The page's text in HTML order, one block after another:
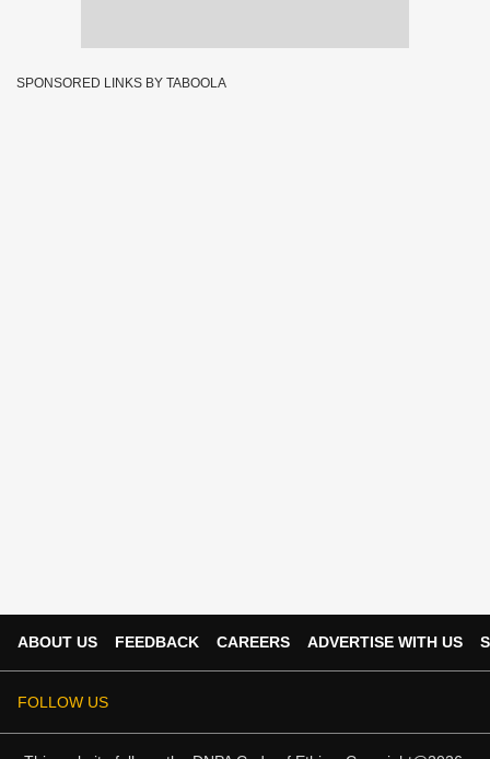
SPONSORED LINKS BY TABOOLA
ABOUT US FEEDBACK CAREERS ADVERTISE WITH US
FOLLOW US